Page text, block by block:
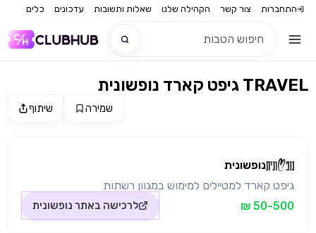
התחברות צור קשר הקהילה שלנו שאלות ותשובות עדכונים כלים
חדש
שיתוף שמירה
גיפט קארד נופשונית TRAVEL
נופשונית
גיפט קארד למטיילים למימוש במגוון רשתות
50-500 ₪
לרכישה באתר נופשונית